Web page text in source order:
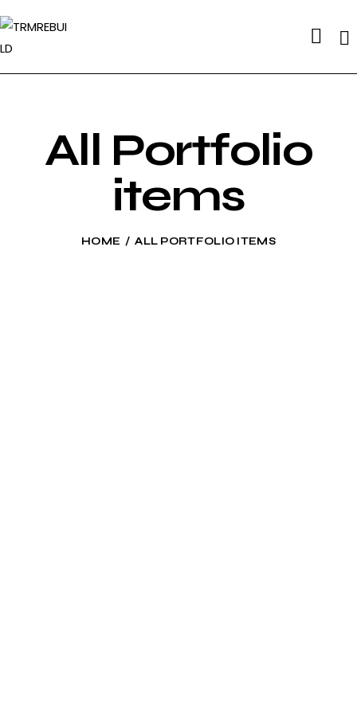
All Portfolio
items
HOME ALL PORTFOLIO ITEMS